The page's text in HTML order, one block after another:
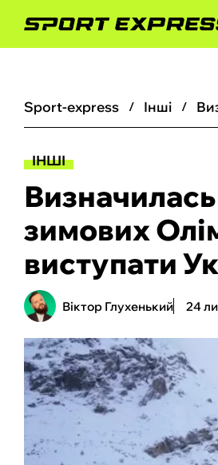
sport-express інші
ІНШІ
Визначилась
зимових
виступати
Віктор Глухенький 24